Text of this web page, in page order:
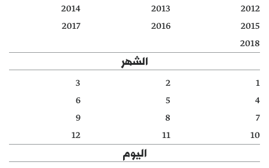
الرئيسية
مواضيع
دفاتر
2012
2013
2014
2015
2016
2017
2018
الشهر
1
2
3
4
5
6
7
8
9
10
11
12
اليوم